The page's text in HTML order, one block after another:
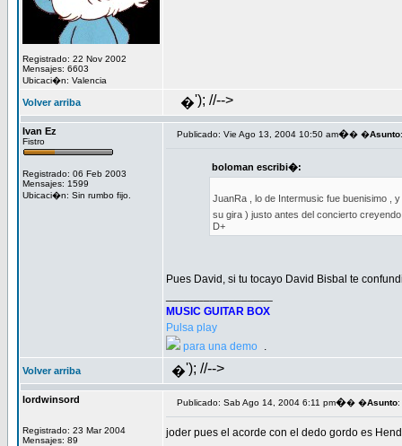
Registrado: 22 Nov 2002
Mensajes: 6603
Ubicaci�n: Valencia
Volver arriba �'); //-->
Ivan Ez
Fistro
Registrado: 06 Feb 2003
Mensajes: 1599
Ubicaci�n: Sin rumbo fijo.
Publicado: Vie Ago 13, 2004 10:50 am�� �Asunto:
boloman escribi�:
JuanRa , lo de Intermusic fue buenisimo ,
su gira ) justo antes del concierto
D+
Pues David, si tu tocayo David Bisbal te
MUSIC GUITAR BOX
Pulsa play
para una demo .
Volver arriba �'); //-->
lordwinsord
Registrado: 23 Mar 2004
Mensajes: 89
Publicado: Sab Ago 14, 2004 6:11 pm�� �Asunto:
joder pues el acorde con el dedo gordo es